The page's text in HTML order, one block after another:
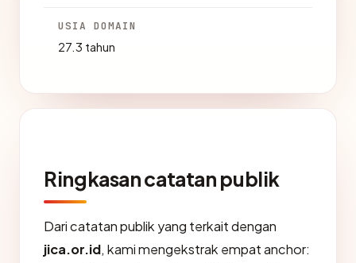
USIA DOMAIN
27.3 tahun
Ringkasan catatan publik
Dari catatan publik yang terkait dengan
jica.or.id, kami mengekstrak empat anchor: